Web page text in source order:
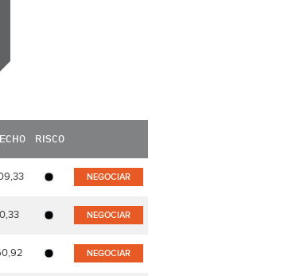
RISCO
NEGOCIAR
0,33 NEGOCIAR
NEGOCIAR